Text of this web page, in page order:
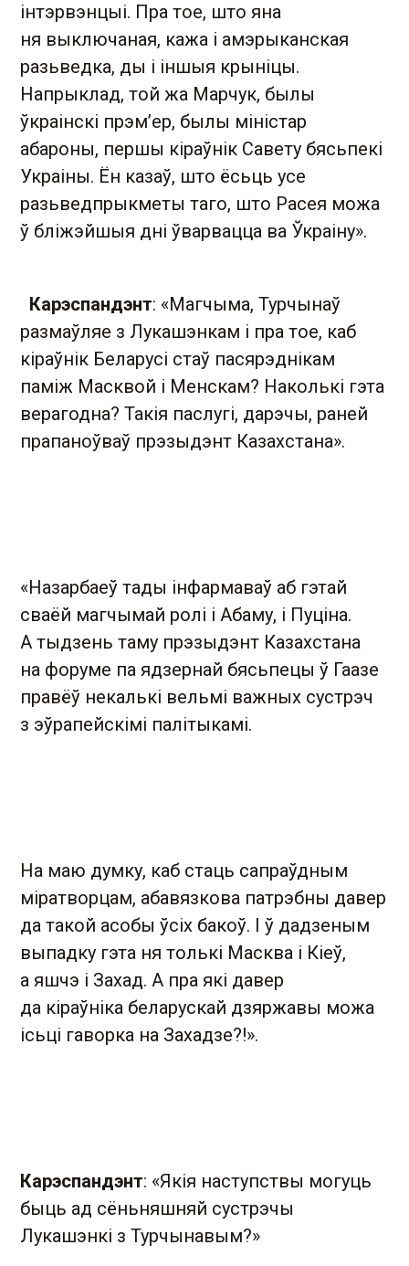
інтэрвэнцыі. Пра тое, што яна
ня выключаная, кажа і амэрыканская
разьведка, ды і іншыя крыніцы.
Напрыклад, той жа Марчук, былы
ўкраінскі прэм’ер, былы міністар
абароны, першы кіраўнік Савету бясьпекі
Украіны. Ён казаў, што ёсьць усе
разьведпрыкметы таго, што Расея можа
ў бліжэйшыя дні ўварвацца ва Ўкраіну».
Карэспандэнт: «Магчыма, Турчынаў
размаўляе з Лукашэнкам і пра тое, каб
кіраўнік Беларусі стаў пасярэднікам
паміж Масквой і Менскам? Наколькі гэта
верагодна? Такія паслугі, дарэчы, раней
прапаноўваў прэзыдэнт Казахстана».
«Назарбаеў тады інфармаваў аб гэтай
сваёй магчымай ролі і Абаму, і Пуціна.
А тыдзень таму прэзыдэнт Казахстана
на форуме па ядзернай бясьпецы ў Гаазе
правёў некалькі вельмі важных сустрэч
з эўрапейскімі палітыкамі.
На маю думку, каб стаць сапраўдным
міратворцам, абавязкова патрэбны давер
да такой асобы ўсіх бакоў. І ў дадзеным
выпадку гэта ня толькі Масква і Кіеў,
а яшчэ і Захад. А пра які давер
да кіраўніка беларускай дзяржавы можа
ісьці гаворка на Захадзе?!».
Карэспандэнт: «Якія наступствы могуць
быць ад сёньняшняй сустрэчы
Лукашэнкі з Турчынавым?»